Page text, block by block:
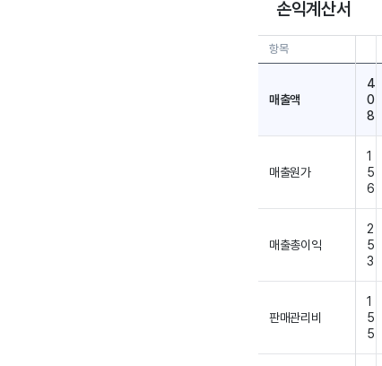
손익계산서
항목
매출액
4
0
8
매출원가
1
5
6
매출총이익
2
5
3
판매관리비
1
5
5